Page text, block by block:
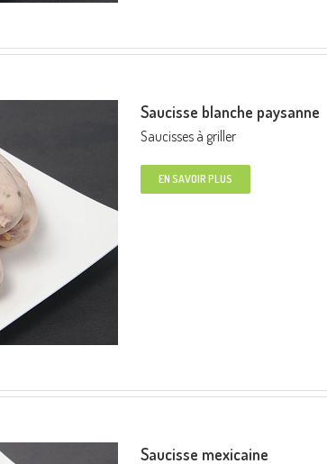
Saucisse blanche paysanne
Saucisses à griller
EN SAVOIR PLUS
Saucisse mexicaine